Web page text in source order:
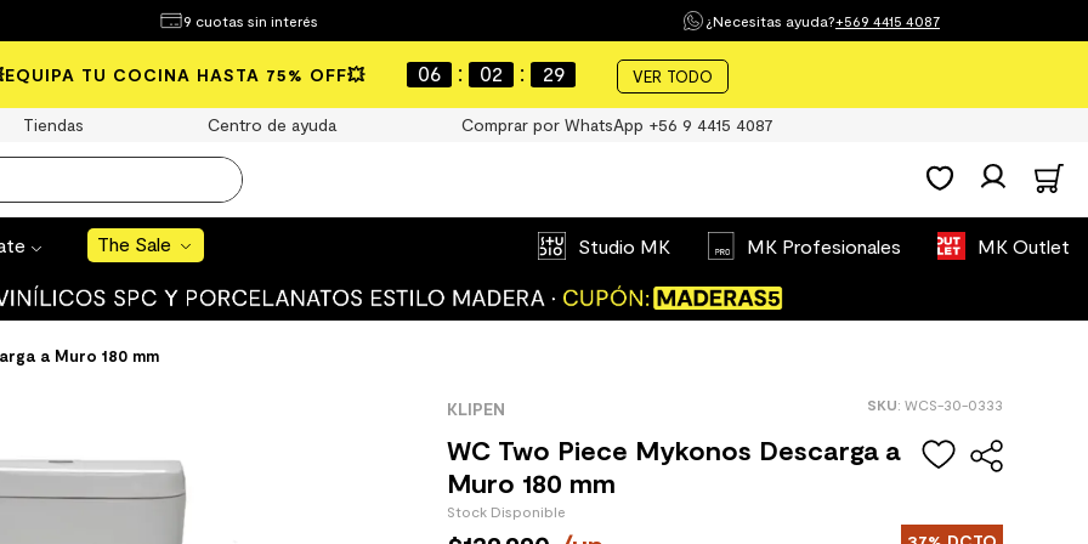
9 cuotas sin interés ¿Necesitas ayuda?+569 4415 4087
TU COCINA HASTA 75% OFF💥 06 : 02 : 28 VER TODO
Tiendas Centro de ayuda Comprar por WhatsApp +56 9 4415 4087
The Sale Studio MK MK Profesionales MK Outlet
Sale
¿Qué estás buscando?
a Muro 180 mm
KLIPEN : WCS-30-0333
WC Two Piece Mykonos Descarga a
Muro 180 mm
Stock Disponible